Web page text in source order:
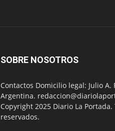
SOBRE NOSOTROS
Contactos Domicilio legal: Julio A.
Argentina.
Copyright 2025 Diario La
reservados.